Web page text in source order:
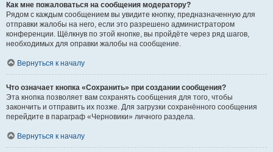
Как мне пожаловаться на сообщения модератору?
Рядом с каждым сообщением вы увидите кнопку, предназначенную для
отправки жалобы на него, если это разрешено администратором
конференции. Щёлкнув по этой кнопке, вы пройдёте через ряд шагов,
необходимых для оправки жалобы на сообщение.
Вернуться к началу
Что означает кнопка «Сохранить» при создании сообщения?
Эта кнопка позволяет вам сохранять сообщения для того, чтобы
закончить и отправить их позже. Для загрузки сохранённого сообщения
перейдите в параграф «Черновики» личного раздела.
Вернуться к началу